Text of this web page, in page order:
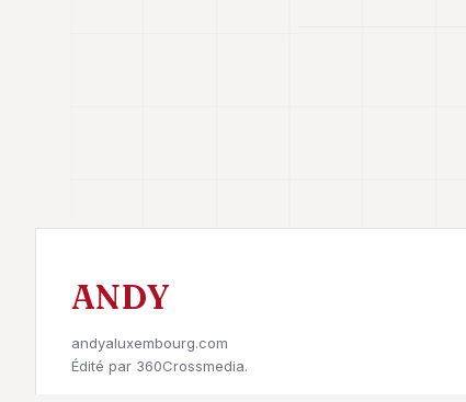
ANDY
andyaluxembourg.com
Édité par 360Crossmedia.